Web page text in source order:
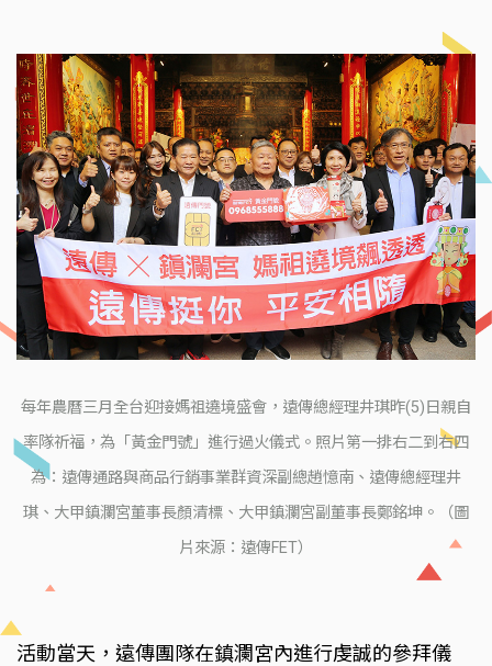
每年農曆三月全台迎接媽祖遶境盛會，遠傳總經理井琪昨(5)日親自
率隊祈福，為「黃金門號」進行過火儀式。照片第一排右二到右四
為：遠傳通路與商品行銷事業群資深副總趙憶南、遠傳總經理井
琪、大甲鎮瀾宮董事長顏清標、大甲鎮瀾宮副董事長鄭銘坤。（圖
片來源：遠傳FET）
活動當天，遠傳團隊在鎮瀾宮內進行虔誠的參拜儀